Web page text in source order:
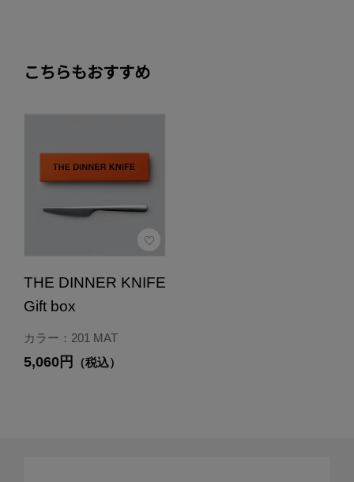
こちらもおすすめ
THE DINNER KNIFE
Gift box
カラー：201 MAT
5,060円 （税込）